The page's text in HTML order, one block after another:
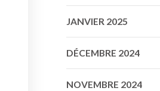
JANVIER 2025
DÉCEMBRE 2024
NOVEMBRE 2024